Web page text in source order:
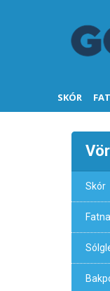
SKÓR
Skór